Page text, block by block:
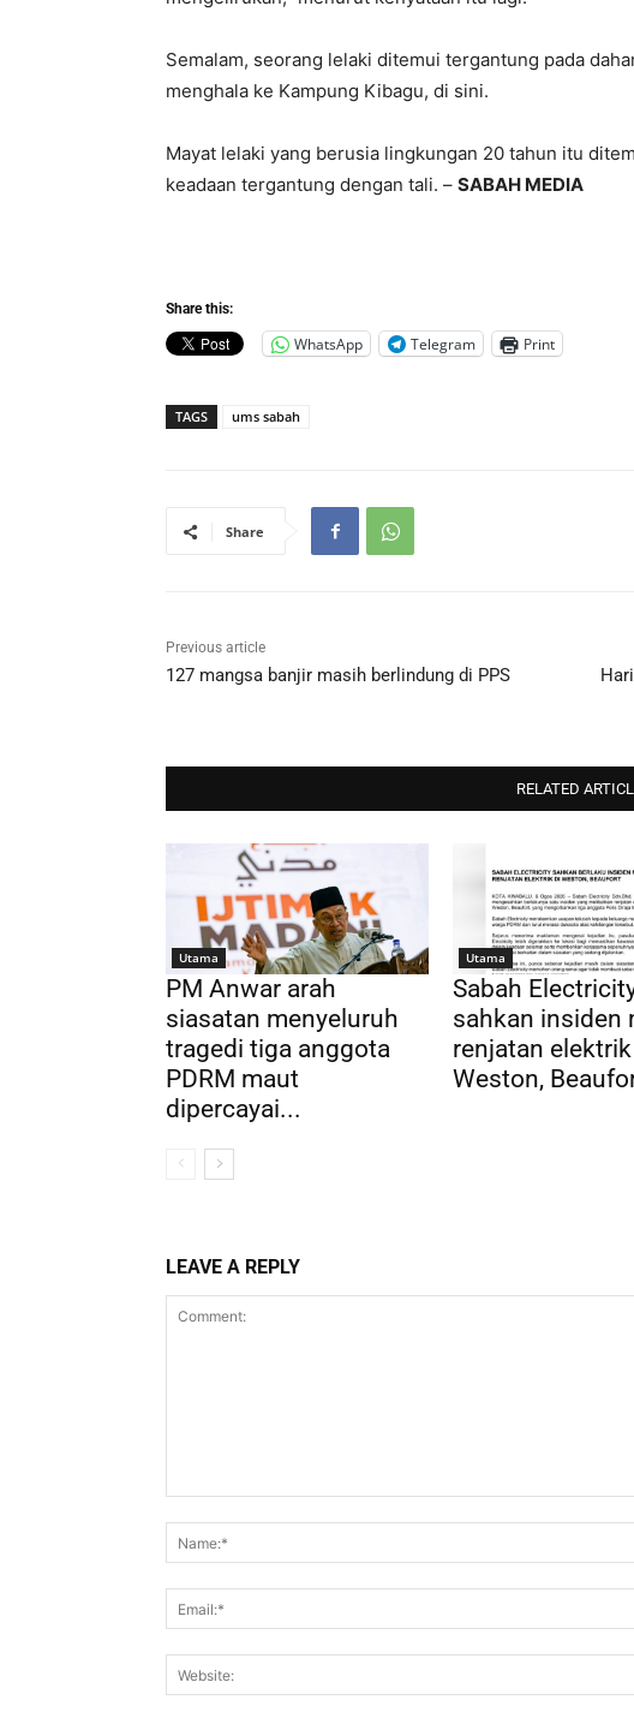
Semalam, seorang lelaki ditemui tergantung pada
menghala ke Kampung Kibagu, di sini.
Mayat lelaki yang berusia lingkungan 20 tahun itu
keadaan tergantung dengan tali. – SABAH MEDIA
Share this:
WhatsApp Telegram Print
TAGS ums sabah
Share
Previous article
127 mangsa banjir masih berlindung di PPS
RELATED
Utama
PM Anwar arah
siasatan menyeluruh
tragedi tiga anggota
PDRM maut
dipercayai...
Utama
Sabah
sahkan insiden
renjatan
Weston,
LEAVE A REPLY